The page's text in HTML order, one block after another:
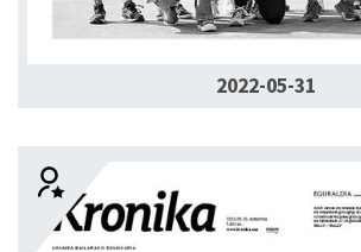
2022-05-31